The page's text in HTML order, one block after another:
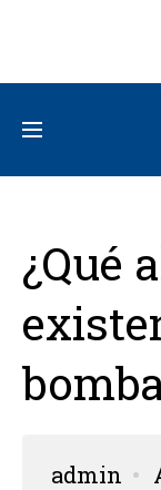
¿Qué
admin